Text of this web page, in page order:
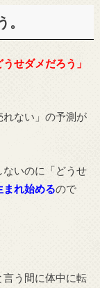
せダメだろう」
ない」の予測が
ないのに「どうせ
まれ始めるので
う間に体中に転